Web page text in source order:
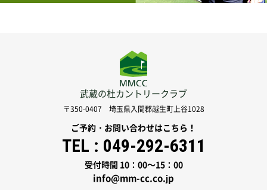
武蔵の杜カントリークラブ
〒350-0407 埼玉県入間郡越生町上谷1028
ご予約・お問い合わせはこちら！
TEL : 049-292-6311
受付時間 10：00～15：00
info@mm-cc.co.jp